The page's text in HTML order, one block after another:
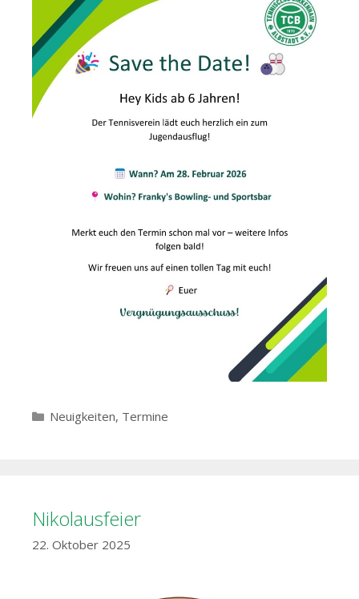
Kategorien
Neuigkeiten, Termine
Nikolausfeier
22. Oktober 2025